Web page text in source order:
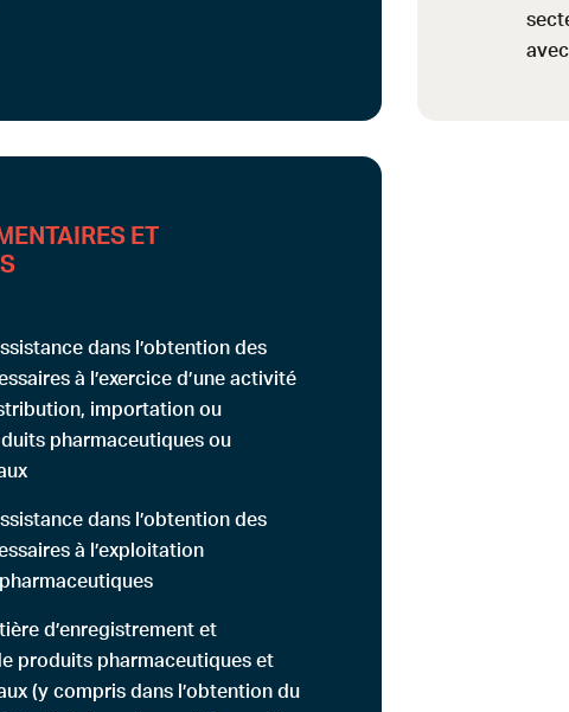
ET
dans l’obtention des
à l’exercice d’une activité
importation ou
pharmaceutiques ou
dans l’obtention des
à l’exploitation
d’enregistrement et
produits pharmaceutiques et
(y compris dans l’obtention du